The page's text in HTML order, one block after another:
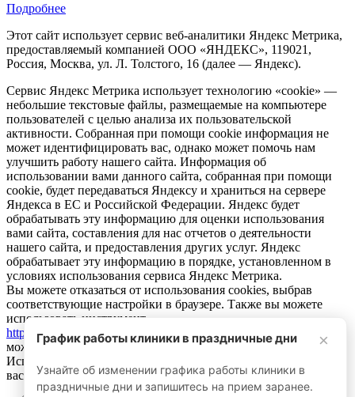
График работы клиники в праздничные дни ×
Узнайте об изменении графика работы клиники в
праздничные дни и запишитесь на прием заранее.
Подробнее
Этот сайт использует сервис веб-аналитики Яндекс Метрика,
предоставляемый компанией ООО «ЯНДЕКС», 119021,
Россия, Москва, ул. Л. Толстого, 16 (далее — Яндекс).
Сервис Яндекс Метрика использует технологию «cookie» —
небольшие текстовые файлы, размещаемые на компьютере
пользователей с целью анализа их пользовательской
активности. Собранная при помощи cookie информация не
может идентифицировать вас, однако может помочь нам
улучшить работу нашего сайта. Информация об
использовании вами данного сайта, собранная при помощи
cookie, будет передаваться Яндексу и храниться на сервере
Яндекса в ЕС и Российской Федерации. Яндекс будет
обрабатывать эту информацию для оценки использования
вами сайта, составления для нас отчетов о деятельности
нашего сайта, и предоставления других услуг. Яндекс
обрабатывает эту информацию в порядке, установленном в
условиях использования сервиса Яндекс Метрика.
Вы можете отказаться от использования cookies, выбрав
соответствующие настройки в браузере. Также вы можете
использовать инструмент —
https://yandex.ru/support/metrika/general/opt-out.html . Однако это
может повлиять на работу некоторых функций сайта.
Используя этот сайт, вы соглашаетесь на обработку данных о
вас Яндексом в порядке и целях, указанных выше